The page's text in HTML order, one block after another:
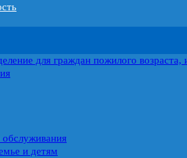
для граждан пожилого
обслуживания
и детям